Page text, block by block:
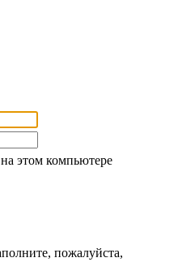
этом компьютере
пожалуйста,